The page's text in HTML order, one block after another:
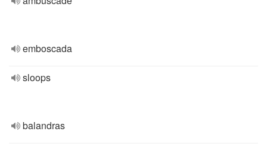
emboscada
sloops
balandras